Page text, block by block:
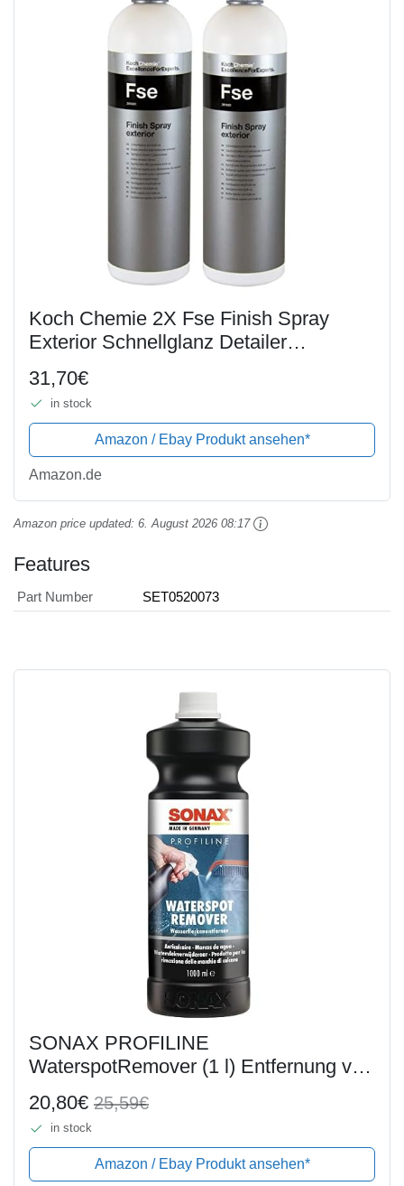
Koch Chemie 2X Fse Finish Spray
Exterior Schnellglanz Detailer
31,70€
in stock
Amazon / Ebay Produkt ansehen*
Amazon.de
Amazon price updated: 6. August 2026 08:17
Features
Part Number SET0520073
SONAX PROFILINE
WaterspotRemover (1 l) Entfernung von
eingetrockneten Kalk/Wasserflecken
auf allen außenliegenden
Fahrezugoberflächen | Art-Nr.
02753000
20,80€ 25,59€
in stock
Amazon / Ebay Produkt ansehen*